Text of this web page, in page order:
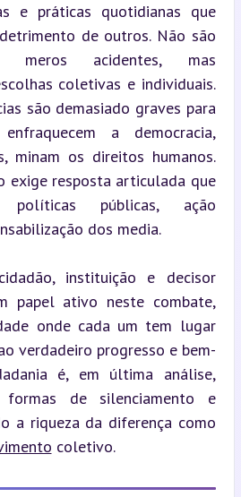
e práticas quotidianas que
de outros. Não são
meros acidentes, mas
coletivas e individuais.
são demasiado graves para
a democracia,
minam os direitos humanos.
exige resposta articulada que
políticas públicas, ação
dos media.
instituição e decisor
papel ativo neste combate,
onde cada um tem lugar
verdadeiro progresso e bem-
é, em última análise,
de silenciamento e
a riqueza da diferença como
coletivo.